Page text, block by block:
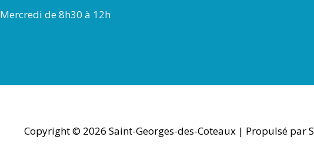
Mercredi de 8h30 à 12h
Copyright © 2026 Saint-Georges-des-Coteaux| Propulsé par